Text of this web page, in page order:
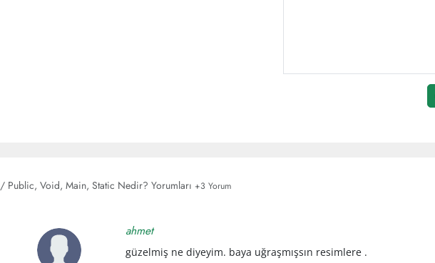
/ Public, Void, Main, Static Nedir? Yorumları +3 Yorum
ahmet
güzelmiş ne diyeyim. baya uğraşmışsın resimlere .